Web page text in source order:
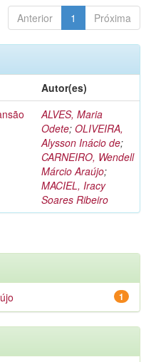
Anterior 1 Próxima
Autor(es)
ALVES, Maria
Odete; OLIVEIRA,
Alysson Inácio de;
CARNEIRO, Wendell
Márcio Araújo;
MACIEL, Iracy
Soares Ribeiro
1